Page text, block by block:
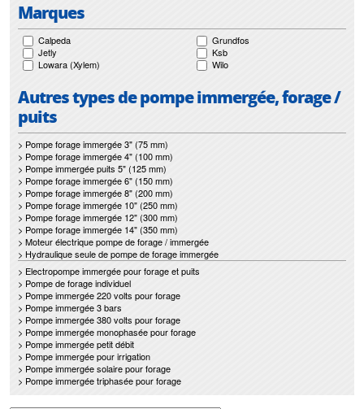
Marques
Calpeda
Grundfos
Jetly
Ksb
Lowara (Xylem)
Wilo
Autres types de pompe immergée, forage /
puits
> Pompe forage immergée 3" (75 mm)
> Pompe forage immergée 4" (100 mm)
> Pompe immergée puits 5" (125 mm)
> Pompe forage immergée 6" (150 mm)
> Pompe forage immergée 8" (200 mm)
> Pompe forage immergée 10" (250 mm)
> Pompe forage immergée 12" (300 mm)
> Pompe forage immergée 14" (350 mm)
> Moteur électrique pompe de forage / immergée
> Hydraulique seule de pompe de forage immergée
> Electropompe immergée pour forage et puits
> Pompe de forage individuel
> Pompe immergée 220 volts pour forage
> Pompe immergée 3 bars
> Pompe immergée 380 volts pour forage
> Pompe immergée monophasée pour forage
> Pompe immergée petit débit
> Pompe immergée pour irrigation
> Pompe immergée solaire pour forage
> Pompe immergée triphasée pour forage